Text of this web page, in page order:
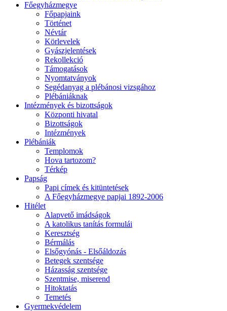
Főegyházmegye
Főpapjaink
Történet
Névtár
Körlevelek
Gyászjelentések
Rekollekció
Támogatások
Nyomtatványok
Segédanyag a plébánosi vizsgához
Plébániáknak
Intézmények és bizottságok
Központi hivatal
Bizottságok
Intézmények
Plébániák
Templomok
Hova tartozom?
Térkép
Papság
Papi címek és kitüntetések
A Főegyházmegye papjai 1892-2006
Hitélet
Alapvető imádságok
A katolikus tanítás formulái
Keresztség
Bérmálás
Elsőgyónás - Elsőáldozás
Betegek szentsége
Házasság szentsége
Szentmise, miserend
Hitoktatás
Temetés
Gyermekvédelem